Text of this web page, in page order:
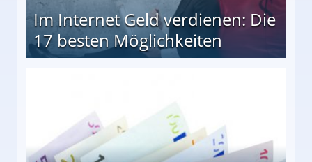
Im Internet Geld verdienen: Die
17 besten Möglichkeiten